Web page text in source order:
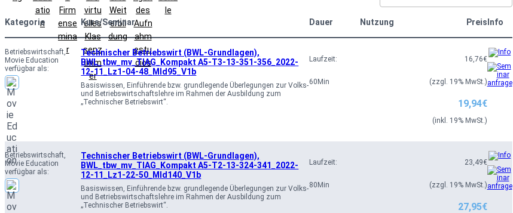
l
t
s
a
v
a
i
b
l
e
t
s
a
v
a
a
b
l
e
r
e
s
a
Kategorie Kurs/Seminar Dauer Nutzung Preis Info
Betriebswirtschaft ,
Movie Education
verfügbar als:
Technischer Betriebswirt (BWL-Grundlagen),
BWL_tbw_mv_TIAG_Kompakt A5-T3-13-351-356_2022-
12-11_Lz1-04-48_Mld95_V1b
Basiswissen, Einführende bzw. grundlegende Überlegungen zur Volks-
und Betriebswirtschaftslehre im Rahmen der Ausbildung zum
„Technischer Betriebswirt“.
Laufzeit:
60 Min
16,76€
(zzgl. 19% MwSt.)
19,94€
(inkl. 19% MwSt.)
Betriebswirtschaft
Movie Education
verfügbar als:
Technischer Betriebswirt (BWL-Grundlagen),
BWL_tbw_mv_TIAG_Kompakt A5-T2-13-324-341_2022-
12-11_Lz1-22-50_Mld140_V1b
Basiswissen, Einführende bzw. grundlegende Überlegungen zur Volks-
und Betriebswirtschaftslehre im Rahmen der Ausbildung zum
„Technischer Betriebswirt“.
Laufzeit:
80 Min
23,49€
(zzgl. 19% MwSt.)
27,95€